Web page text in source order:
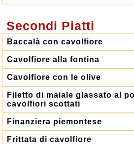
Secondi Piatti
Baccalà con cavolfiore
Cavolfiore alla fontina
Cavolfiore con le olive
Filetto di maiale glassato al
cavolfiori scottati
Finanziera piemontese
Frittata di cavolfiore